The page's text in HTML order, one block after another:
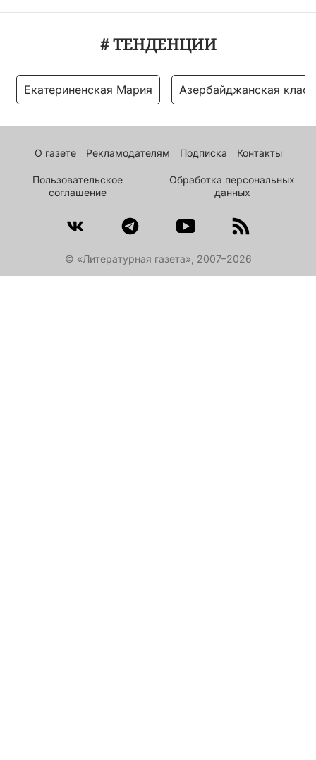
# ТЕНДЕНЦИИ
Екатериненская Мария Азербайджанская
О газете Рекламодателям Подписка Контакты
Пользовательское
соглашение
Обработка персональных
данных
© «Литературная газета», 2007–2026